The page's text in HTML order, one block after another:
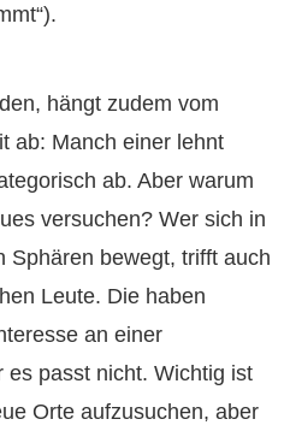
hängt zudem vom
ab: Manch einer lehnt
ab. Aber warum
versuchen? Wer sich in
Sphären bewegt, trifft auch
Leute. Die haben
an einer
es passt nicht. Wichtig ist
Orte aufzusuchen, aber